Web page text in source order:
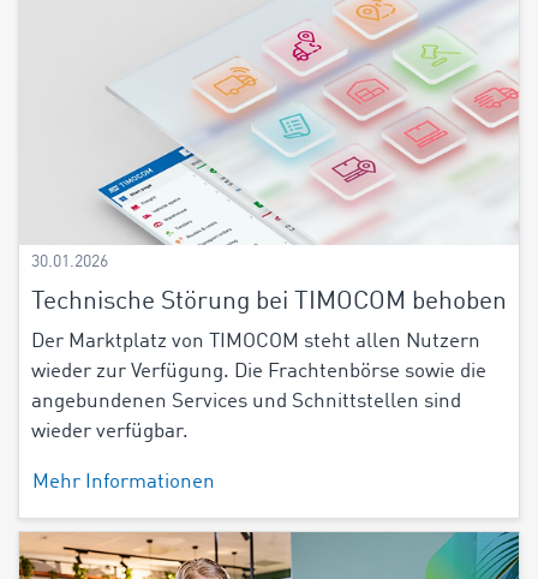
30.01.2026
Technische Störung bei TIMOCOM behoben
Der Marktplatz von TIMOCOM steht allen Nutzern
wieder zur Verfügung. Die Frachtenbörse sowie die
angebundenen Services und Schnittstellen sind
wieder verfügbar.
Mehr Informationen